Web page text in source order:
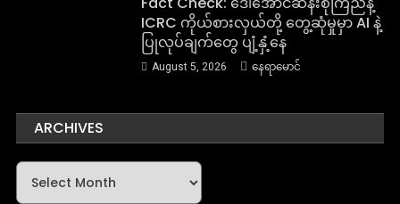
ICRC ကိုယ်စားလှယ်တို့ တွေ့ဆုံမှုမှာ AI နဲ့
ပြုလုပ်ချက်တွေ ပျံ့နှံ့နေ
August 5, 2026 နေရာမောင်
ARCHIVES
Archives